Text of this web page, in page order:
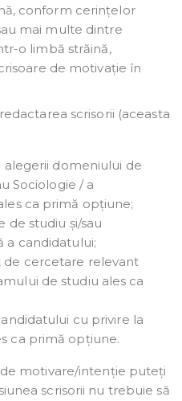
conform cerințelor
mai multe dintre
o limbă străină,
de motivație în
scrisorii (aceasta
domeniului de
Sociologie / a
ca primă opțiune;
de studiu și/sau
a candidatului;
cercetare relevant
de studiu ales ca
cu privire la
ca primă opțiune.
motivare/intenție puteți
scrisorii nu trebuie să